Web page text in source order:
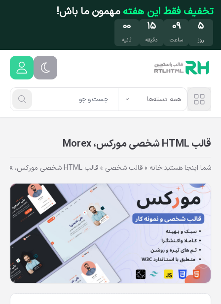
رفتن به محتوای اصلی
تخفیف فقط این هفتهمهمون ما باش!
۵
روز
۰۹
ساعت
۱۴
دقیقه
۵۹
ثانیه
همه دسته‌ها
قالب HTML شخصی مورکس، Morex
شما اینجا هستید:خانه »قالب شخصی »قالب HTML شخصی مورکس، Morex